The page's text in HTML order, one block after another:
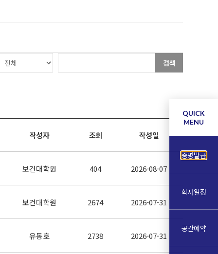
검색
작성자 조회 작성일
보건대학원 404 2026-08-07
보건대학원 2674 2026-07-31
유동호 2738 2026-07-31
QUICK
MENU
증명발급
학사일정
공간예약